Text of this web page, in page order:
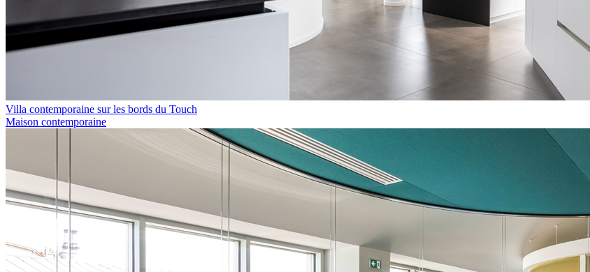
Villa contemporaine sur les bords du Touch
Maison contemporaine